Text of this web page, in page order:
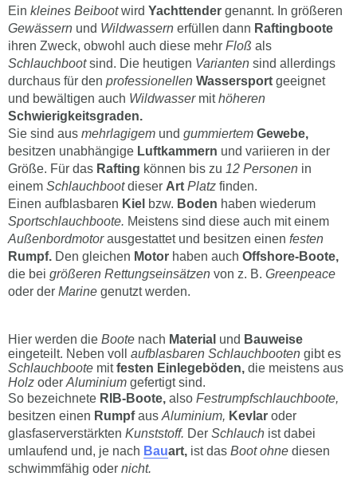
Ein kleines Beibootwird Yachttender genannt. In größeren
Gewässern und Wildwassern erfüllen dann Raftingboote
ihren Zweck, obwohl auch diese mehr Floß als
Schlauchbootsind. Die heutigen Varianten sind allerdings
durchaus für den professionellen Wassersport geeignet
und bewältigen auch Wildwassermithöheren
Schwierigkeitsgraden.
Sie sind aus mehrlagigem und gummiertem Gewebe,
besitzen unabhängige Luftkammern und variieren in der
Größe. Für das Rafting können bis zu 12 Personen in
einem Schlauchbootdieser Art Platz finden.
Einen aufblasbaren Kiel bzw. Boden haben wiederum
Sportschlauchboote. Meistens sind diese auch mit einem
Außenbordmotorausgestattet und besitzen einen festen
Rumpf. Den gleichen Motor haben auch Offshore-Boote,
die bei größeren Rettungseinsätzen von z. B. Greenpeace
oder der Marine genutzt werden.
Hier werden die Boote nach Material und Bauweise
eingeteilt. Neben voll aufblasbaren Schlauchbooten gibt es
Schlauchboote mitfesten Einlegeböden, die meistens aus
Holz oder Aluminium gefertigt sind.
So bezeichnete RIB-Boote, also Festrumpfschlauchboote,
besitzen einen Rumpfaus Aluminium, Kevlar oder
glasfaserverstärkten Kunststoff. Der Schlauch ist dabei
umlaufend und, je nach Bauart, ist das Boot ohne diesen
schwimmfähig oder nicht.